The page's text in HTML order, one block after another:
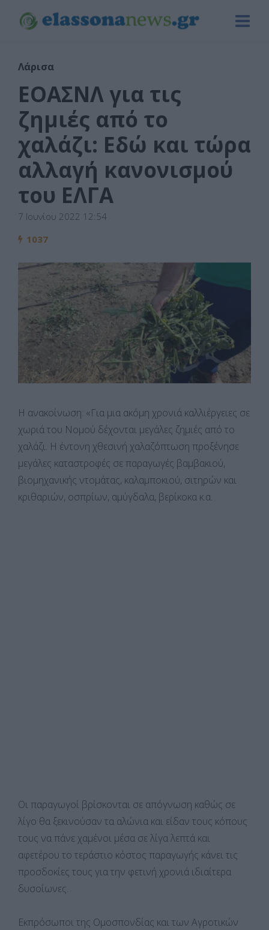
Λάρισα
ΕΟΑΣΝΛ για τις
ζημιές από το
χαλάζι: Εδώ και τώρα
αλλαγή κανονισμού
του ΕΛΓΑ
7 Ιουνίου 2022 12:54
1037
H ανακοίνωση: «Για μια ακόμη χρονιά καλλιέργειες σε
χωριά του Νομού δέχονται μεγάλες ζημιές από το
χαλάζι. Η έντονη χθεσινή χαλαζόπτωση προξένησε
μεγάλες καταστροφές σε παραγωγές βαμβακιού,
βιομηχανικής ντομάτας, καλαμποκιού, σιτηρών και
κριθαριών, οσπρίων, αμύγδαλα, βερίκοκα κ.α.
Οι παραγωγοί βρίσκονται σε απόγνωση καθώς σε
λίγο θα ξεκινούσαν τα αλώνια και είδαν τους κόπους
τους να πάνε χαμένοι μέσα σε λίγα λεπτά και
αφετέρου το τεράστιο κόστος παραγωγής κάνει τις
προσδοκίες τους για την φετινή χρονιά ιδιαίτερα
δυσοίωνες.
Εκπρόσωποι της Ομοσπονδίας και των Αγροτικών